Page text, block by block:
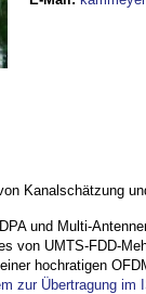
Kanalschätzung
und Multi-
von UMTS-FDD-
hochratigen
zur Übertragung im